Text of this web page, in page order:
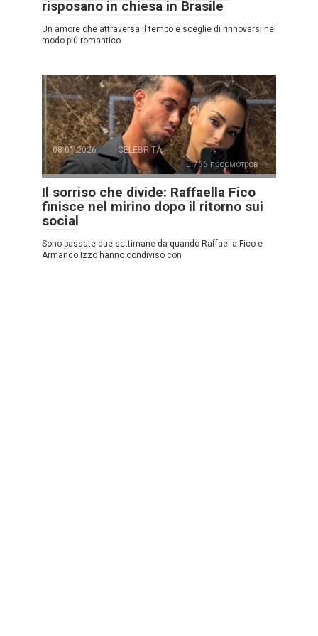
risposano in chiesa in Brasile
Un amore che attraversa il tempo e sceglie di rinnovarsi nel
modo più romantico
08.01.2026
CELEBRITÀ
766 просмотров
Il sorriso che divide: Raffaella Fico
finisce nel mirino dopo il ritorno sui
social
Sono passate due settimane da quando Raffaella Fico e
Armando Izzo hanno condiviso con